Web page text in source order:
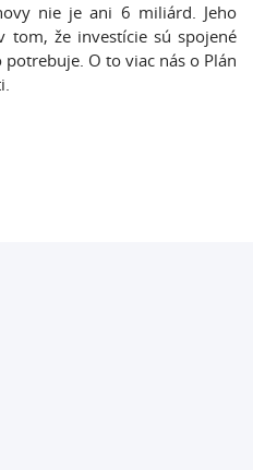
nie je ani 6 miliárd. Jeho
tom, že investície sú spojené
O to viac nás o Plán